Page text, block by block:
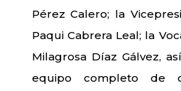
Pérez Calero; la
Paqui Cabrera Leal; la
Milagrosa Díaz Gálvez,
equipo completo de